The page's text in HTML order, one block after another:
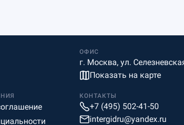
ОФИС
г. Москва, ул.
Показать на карте
КОНТАКТЫ
+7 (495) 502-41-50
intergidru@yandex.ru